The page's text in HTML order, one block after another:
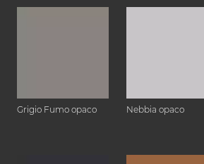
Grigio Fumo opaco Nebbia opaco